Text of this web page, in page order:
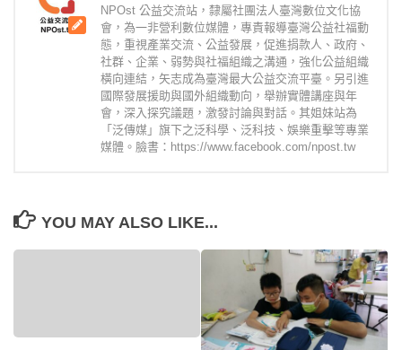
NPOst 公益交流站，隸屬社團法人臺灣數位文化協
會，為一非營利數位媒體，專責報導臺灣公益社福動
態，重視產業交流、公益發展，促進捐款人、政府、
社群、企業、弱勢與社福組織之溝通，強化公益組織
橫向連結，矢志成為臺灣最大公益交流平臺。另引進
國際發展援助與國外組織動向，舉辦實體講座與年
會，深入探究議題，激發討論與對話。其姐妹站為
「泛傳媒」旗下之泛科學、泛科技、娛樂重擊等專業
媒體。臉書：https://www.facebook.com/npost.tw
YOU MAY ALSO LIKE...